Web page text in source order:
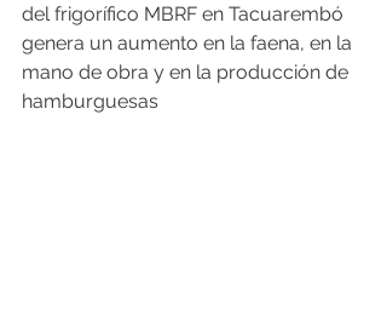
del frigorífico MBRF en Tacuarembó
genera un aumento en la faena, en la
mano de obra y en la producción de
hamburguesas